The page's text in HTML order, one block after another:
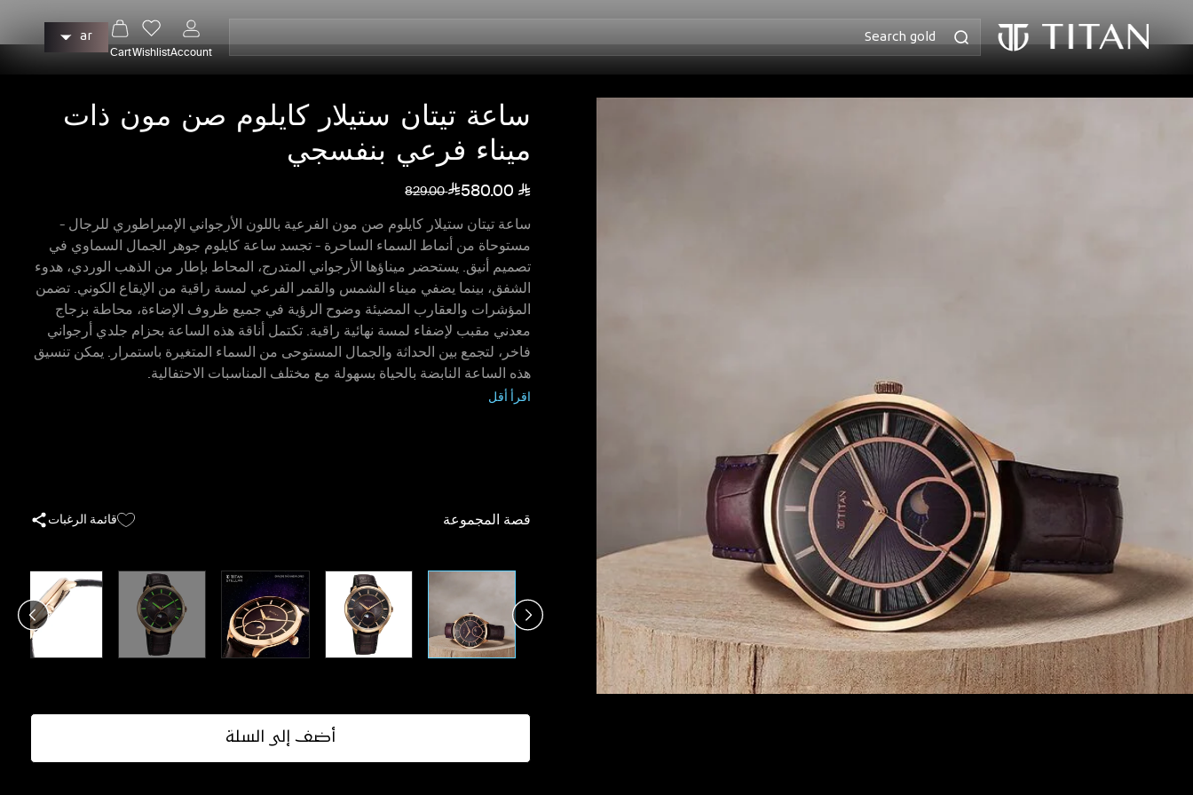
المحتوى
تسجيل
الدخول
Account
Wishlist
عربةCart
ل
غ
ar
ساعة تيتان ستيلار كايلوم صن مون ذات
ميناء فرعي بنفسجي
829.00
ساعة تيتان ستيلار كايلوم صن مون الفرعية باللون الأرجواني الإمبراطوري للرجال -
مستوحاة من أنماط السماء الساحرة - تجسد ساعة كايلوم جوهر الجمال السماوي في
تصميم أنيق. يستحضر ميناؤها الأرجواني المتدرج، المحاط بإطار من الذهب الوردي، هدوء
الشفق، بينما يضفي ميناء الشمس والقمر الفرعي لمسة راقية من الإيقاع الكوني. تضمن
المؤشرات والعقارب المضيئة وضوح الرؤية في جميع ظروف الإضاءة، محاطة بزجاج
معدني مقبب لإضفاء لمسة نهائية راقية. تكتمل أناقة هذه الساعة بحزام جلدي أرجواني
فاخر، لتجمع بين الحداثة والجمال المستوحى من السماء المتغيرة باستمرار. يمكن تنسيق
هذه الساعة النابضة بالحياة بسهولة مع مختلف المناسبات الاحتفالية.
اقرأ أقل
قصة المجموعة قائمة الرغبات
أضف إلى السلة